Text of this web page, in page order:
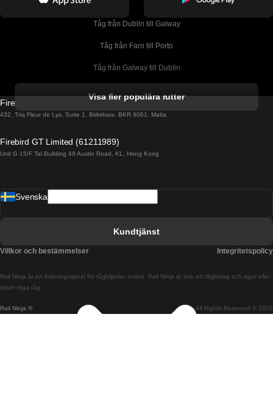
Tåg från Dublin till Galway
Tåg från Faro till Porto
Tåg från Galway till Dublin
Tåg från Porto till Faro
Tåg från Barcelona till Madrid
Tåg från Budapest till Bratislava
Visa fler populära rutter
Firebird GT Limited (OC 1451)
432, Triq Fleur de Lys, Suite 1, Birkirkara, BKR 9061, Malta
Firebird GT Limited (61211989)
Unit G 15/F Tal Building 49 Austin Road, KL, Hong Kong
Rail Ninja ® All Rights Reserved © 2026
Rail Ninja är en bokningstjänst för tågbiljetter online. Rail Ninja är inte ett tågbolag och äger eller
driver inga tåg.
Svenska
Kundtjänst
Villkor och bestämmelser Integritetspolicy